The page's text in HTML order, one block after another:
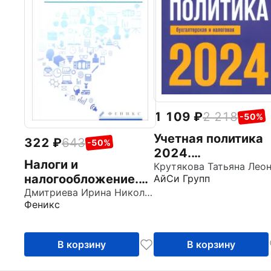
322 643 -50%
Налоги и
налогообложение.
Учебное пособие.
ФГОС
Дмитриева Ирина Николаевна
Феникс
В корзину
1 109 2 218 -50%
Учетная политика
2024.
Бухгалтерская и
налоговая
АйСи Групп
В корзину